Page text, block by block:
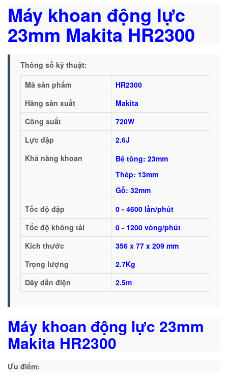
Máy khoan động lực
23mm Makita HR2300
Thông số kỹ thuật:
Mã sản phẩm
HR2300
Hãng sản xuất
Makita
Công suất
720W
Lực đập
2.6J
Khả năng khoan
Bê tông: 23mm
Thép: 13mm
Gỗ: 32mm
Tốc độ đập
0 - 4600 lần/phút
Tốc độ không tải
0 - 1200 vòng/phút
Kích thước
356 x 77 x 209 mm
Trọng lượng
2.7Kg
Dây dẫn điện
2.5m
Máy khoan động lực 23mm
Makita HR2300
Ưu điểm: